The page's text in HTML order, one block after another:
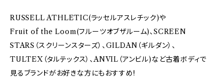
RUSSELL ATHLETIC(ラッセルアスレチック)や
Fruit of the Loom(フルーツオブザルーム)、SCREEN
STARS（スクリーンスターズ）、GILDAN（ギルダン）、
TULTEX（タルテックス）、ANVIL（アンビル)など古着ボディで
見るブランドがお好きな方にもおすすめ!